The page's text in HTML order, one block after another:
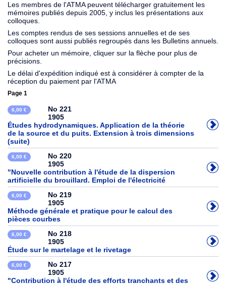
Les membres de l'ATMA peuvent télécharger gratuitement les
mémoires publiés depuis 2005, y inclus les présentations aux
colloques.
Les comptes rendus de ses sessions annuelles et de ses
colloques sont aussi publiés regroupés dans les Bulletins annuels.
Pour acheter un mémoire, cliquer sur la flèche pour plus de
précisions.
Le délai d'expédition indiqué est à considérer à compter de la
réception du paiement par l'ATMA
Page 1
6,00 €
No 221
1905
Études hydrodynamiques. Application de la théorie
de la source et du puits. Extension à trois dimensions
(suite)
6,00 €
No 220
1905
"Nouvelle contribution à l'étude de la dispersion
artificielle du brouillard. Emploi de l'électricité
6,00 €
No 219
1905
Méthode générale et pratique pour le calcul des
pièces courbes
6,00 €
No 218
1905
Étude sur le martelage et le rivetage
6,00 €
No 217
1905
"Contribution à l'étude des efforts tranchants et des